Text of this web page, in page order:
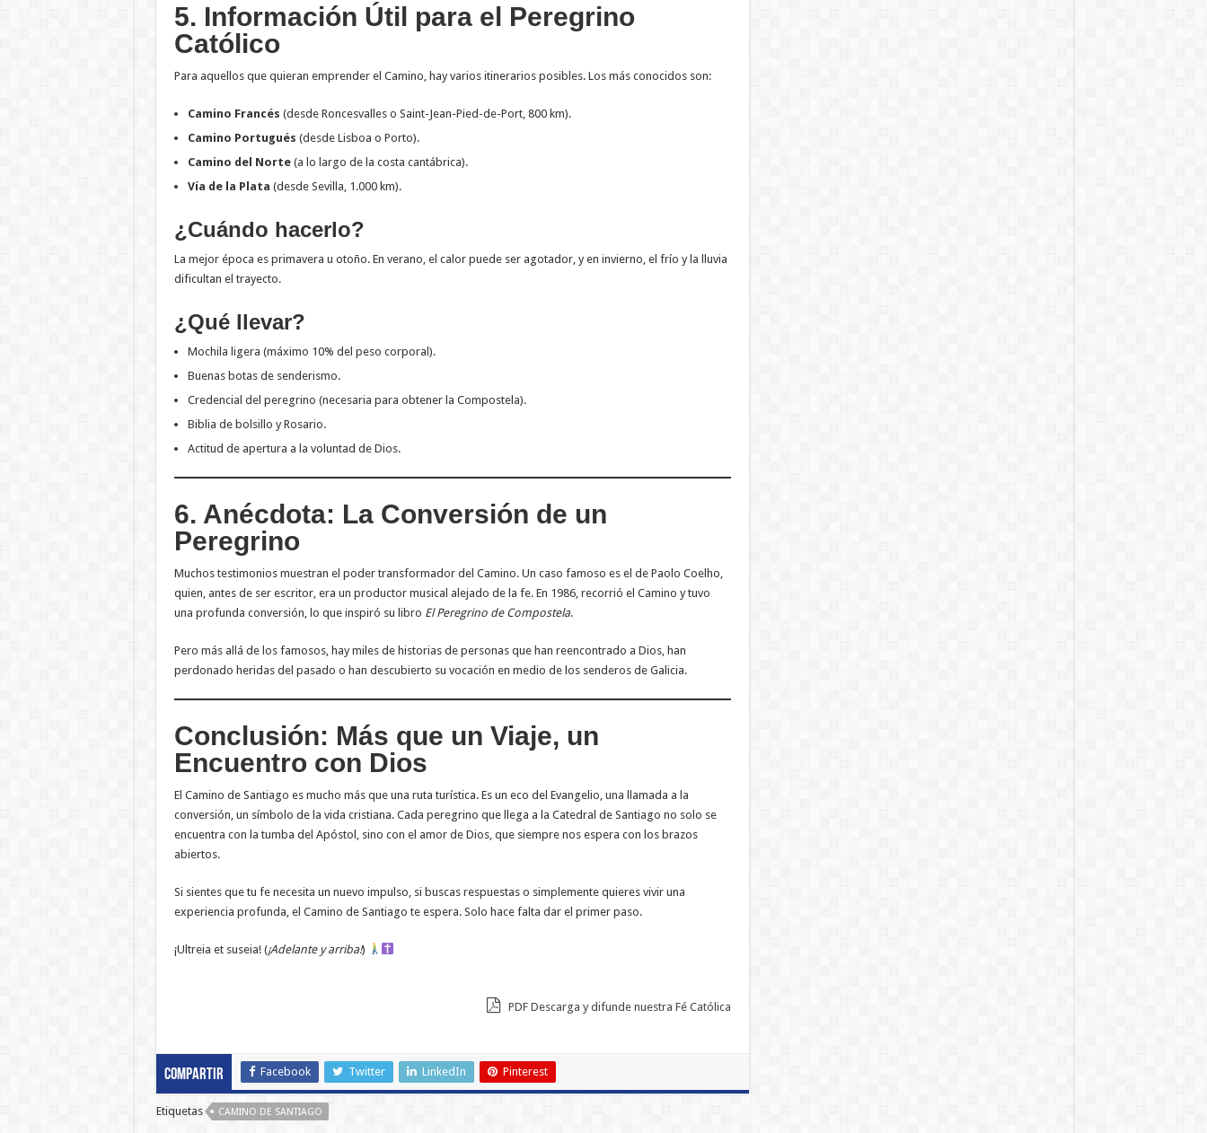
5. Información Útil para el Peregrino
Católico
Para aquellos que quieran emprender el Camino, hay varios itinerarios posibles. Los más conocidos son:
Camino Francés (desde Roncesvalles o Saint-Jean-Pied-de-Port, 800 km).
Camino Portugués (desde Lisboa o Porto).
Camino del Norte(a lo largo de la costa cantábrica).
Vía de la Plata (desde Sevilla, 1.000 km).
¿Cuándo hacerlo?
La mejor época es primavera u otoño. En verano, el calor puede ser agotador, y en invierno, el frío y la lluvia
dificultan el trayecto.
¿Qué llevar?
Mochila ligera (máximo 10% del peso corporal).
Buenas botas de senderismo.
Credencial del peregrino (necesaria para obtener la Compostela).
Biblia de bolsillo y Rosario.
Actitud de apertura a la voluntad de Dios.
6. Anécdota: La Conversión de un
Peregrino
Muchos testimonios muestran el poder transformador del Camino. Un caso famoso es el de Paolo Coelho,
quien, antes de ser escritor, era un productor musical alejado de la fe. En 1986, recorrió el Camino y tuvo
una profunda conversión, lo que inspiró su libro El Peregrino de Compostela.
Pero más allá de los famosos, hay miles de historias de personas que han reencontrado a Dios, han
perdonado heridas del pasado o han descubierto su vocación en medio de los senderos de Galicia.
Conclusión: Más que un Viaje, un
Encuentro con Dios
El Camino de Santiago es mucho más que una ruta turística. Es un eco del Evangelio, una llamada a la
conversión, un símbolo de la vida cristiana. Cada peregrino que llega a la Catedral de Santiago no solo se
encuentra con la tumba del Apóstol, sino con el amor de Dios, que siempre nos espera con los brazos
abiertos.
Si sientes que tu fe necesita un nuevo impulso, si buscas respuestas o simplemente quieres vivir una
experiencia profunda, el Camino de Santiago te espera. Solo hace falta dar el primer paso.
¡Ultreia et suseia! (¡Adelante y arriba!)
PDF Descarga y difunde nuestra Fé Católica
Compartir Facebook Twitter LinkedIn Pinterest
Etiquetas CAMINO DE SANTIAGO